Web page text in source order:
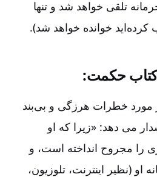
تلقی خواهد شد و تنها
خوانده خواهد شد).
کتاب حکمت:
مورد خطرات هرزگی و بی‌بند
می دهد: «زیرا که او
را مجروح انداخته است، و
او (نظیر اینترنت، تلوزیون،